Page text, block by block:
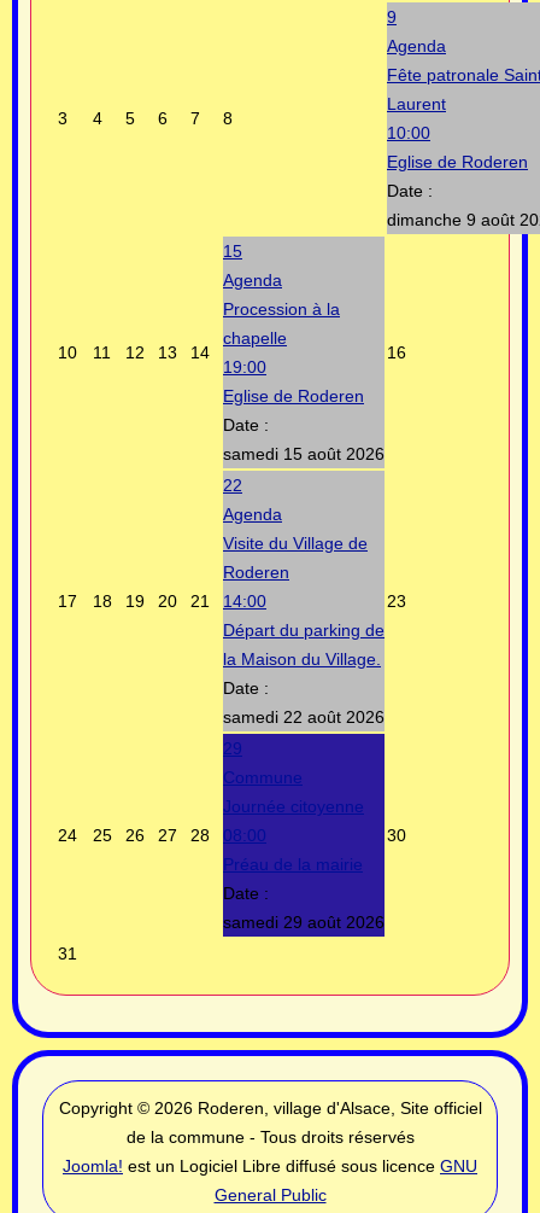
3 4 5 6 7 8
9
Agenda
Fête patronale
Laurent
10:00
Eglise de Roderen
Date :
dimanche 9 août
10 11 12 13 14
15
Agenda
Procession à la
chapelle
19:00
Eglise de Roderen
Date :
samedi 15 août 2026
16
17 18 19 20 21
22
Agenda
Visite du Village de
Roderen
14:00
Départ du parking de
la Maison du Village.
Date :
samedi 22 août 2026
23
24 25 26 27 28
29
Commune
Journée citoyenne
08:00
Préau de la mairie
Date :
samedi 29 août 2026
30
31
Copyright © 2026 Roderen, village d'Alsace, Site officiel
de la commune - Tous droits réservés
Joomla! est un Logiciel Libre diffusé sous licence GNU
General Public